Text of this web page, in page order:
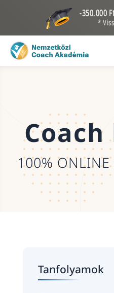
-350.000
*
Coach
100% ONLINE
Tanfolyamok